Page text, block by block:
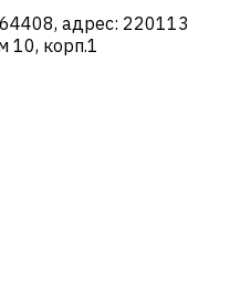
адрес: 220113
10, корп.1